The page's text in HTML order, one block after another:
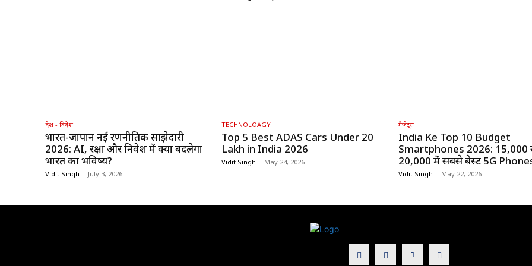
देश - विदेश
भारत-जापान नई रणनीतिक साझेदारी
2026: AI, रक्षा और निवेश में क्या बदलेगा
भारत का भविष्य?
Vidit Singh - July 3, 2026
TECHNOLOAGY
Top 5 Best ADAS Cars Under ₹20
Lakh in India 2026
Vidit Singh - May 24, 2026
गैजेट्स
India Ke Top 10 Budget
Smartphones 2026: ₹15,000
₹20,000 में सबसे बेस्ट 5G
Vidit Singh - May 22, 2026